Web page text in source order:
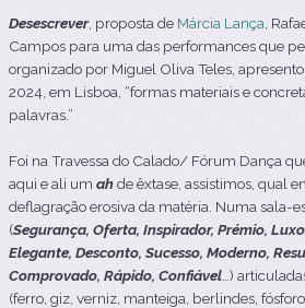
Desescrever, proposta de Márcia Lança ,
Campos para uma das performances que
organizado por Miguel Oliva Teles ,
2024, em Lisboa, “formas materiais e
palavras.”
Foi na Travessa do Calado/ Fórum Dança
aqui e ali um ahde êxtase, assistimos, qual
deflagração erosiva da matéria. Numa sala-
(Segurança, Oferta, Inspirador, Prémio,
Elegante, Desconto, Sucesso, Moderno,
Comprovado, Rápido, Confiável …)
(ferro, giz, verniz, manteiga, berlindes,